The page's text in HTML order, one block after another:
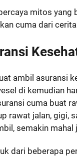
mitos yang
cuma dari
ambil asuransi
di kemudian
cuma buat
rawat jalan, gigi,
semakin mahal
dari beberapa